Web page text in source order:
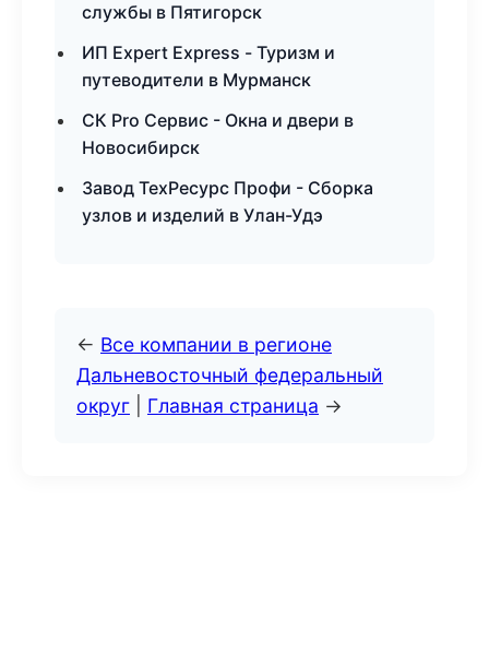
службы в Пятигорск
ИП Expert Express - Туризм и
путеводители в Мурманск
СК Pro Сервис - Окна и двери в
Новосибирск
Завод ТехРесурс Профи - Сборка
узлов и изделий в Улан-Удэ
← Все компании в регионе
Дальневосточный федеральный
округ
Главная страница →